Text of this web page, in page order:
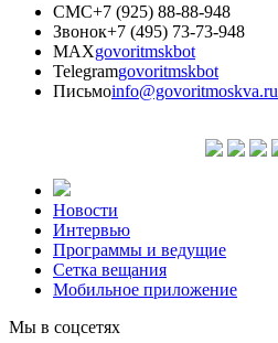
СМС+7 (925) 88-88-948
Звонок+7 (495) 73-73-948
MAXgovoritmskbot
Telegramgovoritmskbot
Письмоinfo@govoritmoskva.ru
Новости
Интервью
Программы и ведущие
Сетка вещания
Мобильное приложение
Мы в соцсетях